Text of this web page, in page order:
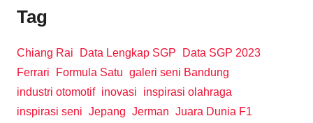
Tag
Chiang Rai Data Lengkap SGP
Data SGP 2023
Ferrari
Formula Satu galeri seni Bandung
industri otomotif inovasi
inspirasi olahraga
inspirasi seni Jepang Jerman Juara Dunia F1